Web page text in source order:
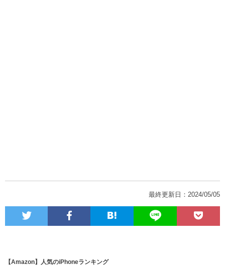
最終更新日：2024/05/05
【Amazon】人気のiPhoneランキング